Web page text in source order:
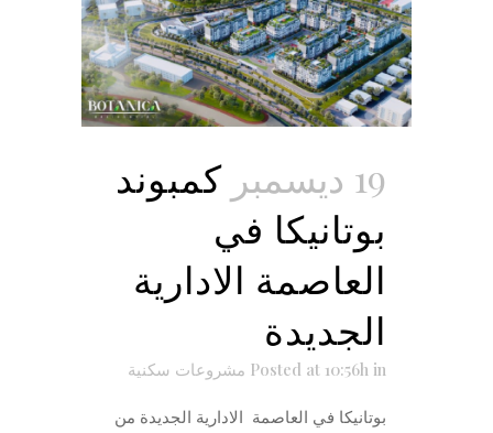
19 ديسمبر
كمبوند
بوتانيكا في
العاصمة الادارية
الجديدة
Posted at 10:56h in مشروعات سكنية
بوتانيكا في العاصمة الادارية الجديدة من